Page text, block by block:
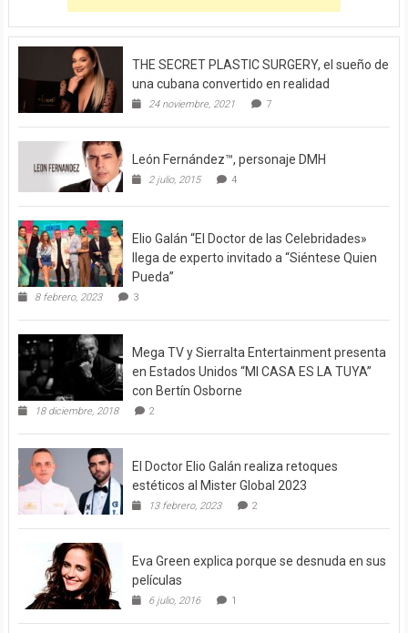
THE SECRET PLASTIC SURGERY, el sueño de
una cubana convertido en realidad
24 noviembre, 2021 7
León Fernández™, personaje DMH
2 julio, 2015 4
Elio Galán “El Doctor de las Celebridades»
llega de experto invitado a “Siéntese Quien
Pueda”
8 febrero, 2023 3
Mega TV y Sierralta Entertainment presenta
en Estados Unidos “MI CASA ES LA TUYA”
con Bertín Osborne
18 diciembre, 2018 2
El Doctor Elio Galán realiza retoques
estéticos al Mister Global 2023
13 febrero, 2023 2
Eva Green explica porque se desnuda en sus
películas
6 julio, 2016 1